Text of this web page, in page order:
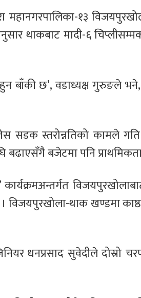
महानगरपालिका-१३
थाकबाट मादी-६
छ’, वडाध्यक्ष गुरुङले भने,
सडक स्तरोन्नतिको कामले
बजेटमा पनि
कार्यक्रमअन्तर्गत
विजयपुरखोला-थाक खण्डमा
धनप्रसाद सुवेदीले